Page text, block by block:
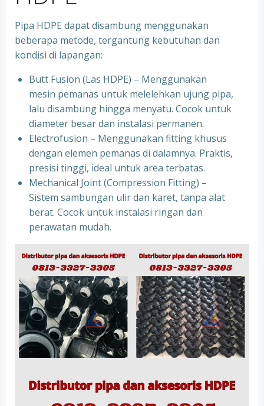
Pipa HDPE dapat disambung menggunakan
beberapa metode, tergantung kebutuhan dan
kondisi di lapangan:
Butt Fusion (Las HDPE) – Menggunakan
mesin pemanas untuk melelehkan ujung pipa,
lalu disambung hingga menyatu. Cocok untuk
diameter besar dan instalasi permanen.
Electrofusion – Menggunakan fitting khusus
dengan elemen pemanas di dalamnya. Praktis,
presisi tinggi, ideal untuk area terbatas.
Mechanical Joint (Compression Fitting) –
Sistem sambungan ulir dan karet, tanpa alat
berat. Cocok untuk instalasi ringan dan
perawatan mudah.